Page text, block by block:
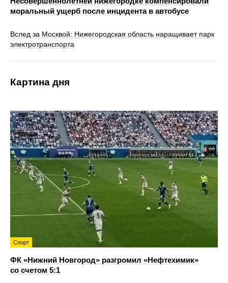
моральный ущерб после инцидента в автобусе
Вслед за Москвой: Нижегородская область наращивает парк
электротранспорта
Картина дня
Спорт
ФК «Нижний Новгород» разгромил «Нефтехимик»
со счетом 5:1